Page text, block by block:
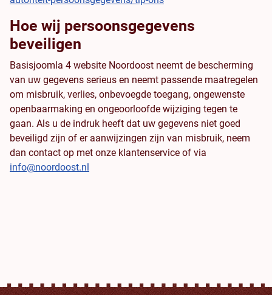
Hoe wij persoonsgegevens
beveiligen
Basisjoomla 4 website Noordoost neemt de bescherming
van uw gegevens serieus en neemt passende maatregelen
om misbruik, verlies, onbevoegde toegang, ongewenste
openbaarmaking en ongeoorloofde wijziging tegen te
gaan. Als u de indruk heeft dat uw gegevens niet goed
beveiligd zijn of er aanwijzingen zijn van misbruik, neem
dan contact op met onze klantenservice of via
info@noordoost.nl